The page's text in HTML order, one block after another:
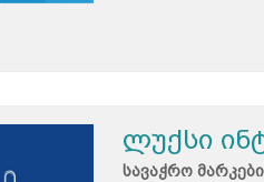
ლუქსი
სავაჭრო